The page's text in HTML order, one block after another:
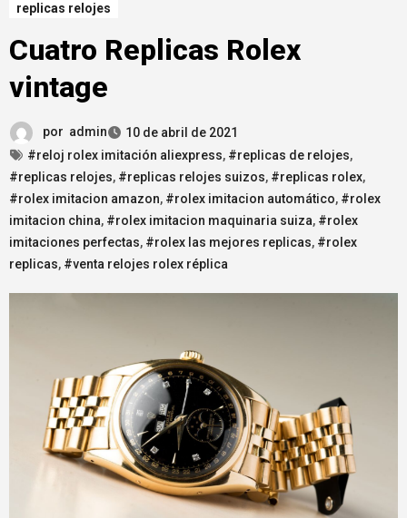
replicas relojes
Cuatro Replicas Rolex
vintage
por admin
10 de abril de 2021
#reloj rolex imitación aliexpress, #replicas de relojes,
#replicas relojes, #replicas relojes suizos, #replicas rolex,
#rolex imitacion amazon, #rolex imitacion automático, #rolex
imitacion china, #rolex imitacion maquinaria suiza, #rolex
imitaciones perfectas, #rolex las mejores replicas, #rolex
replicas, #venta relojes rolex réplica